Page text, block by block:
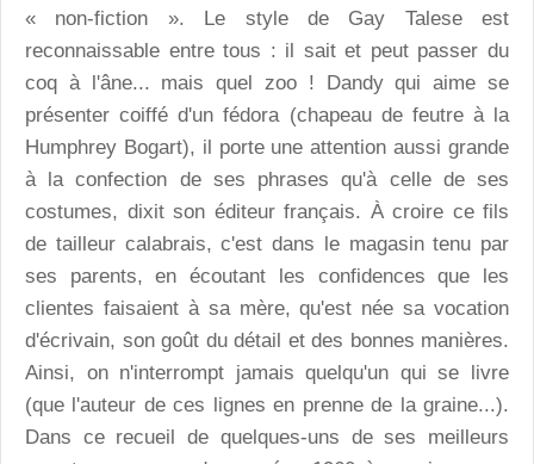
« non-fiction ». Le style de Gay Talese est
reconnaissable entre tous : il sait et peut passer du
coq à l'âne... mais quel zoo ! Dandy qui aime se
présenter coiffé d'un fédora (chapeau de feutre à la
Humphrey Bogart), il porte une attention aussi grande
à la confection de ses phrases qu'à celle de ses
costumes, dixit son éditeur français. À croire ce fils
de tailleur calabrais, c'est dans le magasin tenu par
ses parents, en écoutant les confidences que les
clientes faisaient à sa mère, qu'est née sa vocation
d'écrivain, son goût du détail et des bonnes manières.
Ainsi, on n'interrompt jamais quelqu'un qui se livre
(que l'auteur de ces lignes en prenne de la graine...).
Dans ce recueil de quelques-uns de ses meilleurs